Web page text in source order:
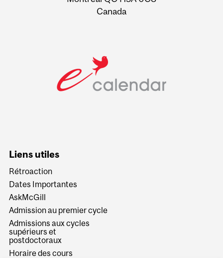
Canada
Liens utiles
Rétroaction
Dates Importantes
AskMcGill
Admission au premier cycle
Admissions aux cycles
supérieurs et
postdoctoraux
Horaire des cours